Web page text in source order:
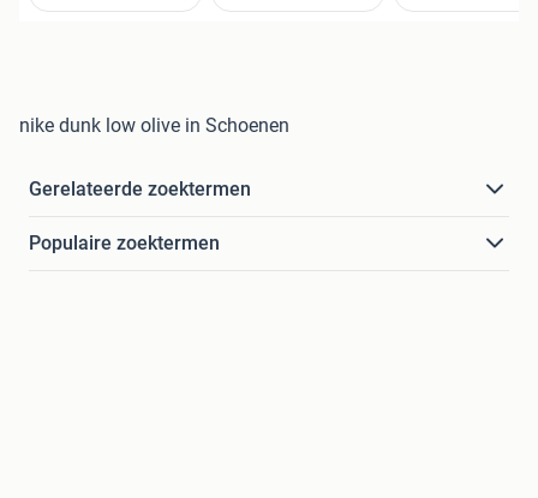
nike dunk low olive in Schoenen
Gerelateerde zoektermen
Populaire zoektermen